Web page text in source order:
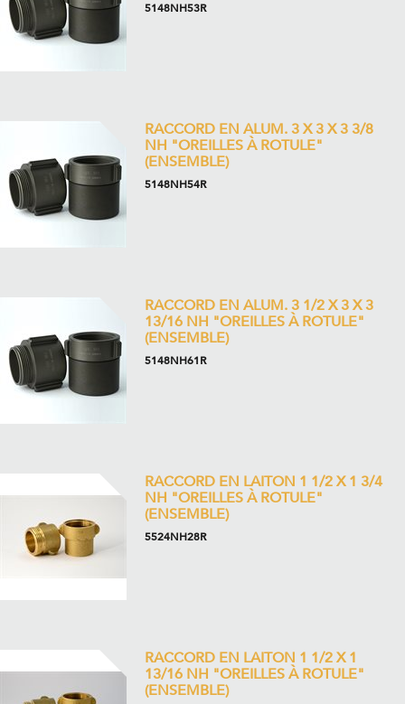
5148NH53R
RACCORD EN ALUM. 3 X 3 X 3 3/8
NH "OREILLES À ROTULE"
(ENSEMBLE)
5148NH54R
RACCORD EN ALUM. 3 1/2 X 3 X 3
13/16 NH "OREILLES À ROTULE"
(ENSEMBLE)
5148NH61R
RACCORD EN LAITON 1 1/2 X 1 3/4
NH "OREILLES À ROTULE"
(ENSEMBLE)
5524NH28R
RACCORD EN LAITON 1 1/2 X 1
13/16 NH "OREILLES À ROTULE"
(ENSEMBLE)